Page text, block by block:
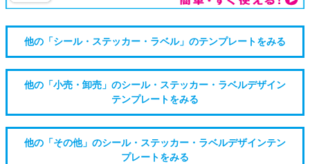
他の「シール・ステッカー・ラベル」のテンプレートをみる
他の「小売・卸売」のシール・ステッカー・ラベルデザイン
テンプレートをみる
他の「その他」のシール・ステッカー・ラベルデザインテン
プレートをみる